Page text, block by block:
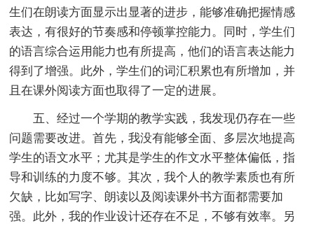
生们在朗读方面显示出显著的进步，能够准确把握情感
表达，有很好的节奏感和停顿掌控能力。同时，学生们
的语言综合运用能力也有所提高，他们的语言表达能力
得到了增强。此外，学生们的词汇积累也有所增加，并
且在课外阅读方面也取得了一定的进展。
五、经过一个学期的教学实践，我发现仍存在一些
问题需要改进。首先，我没有能够全面、多层次地提高
学生的语文水平；尤其是学生的作文水平整体偏低，指
导和训练的力度不够。其次，我个人的教学素质也有所
欠缺，比如写字、朗读以及阅读课外书方面都需要加
强。此外，我的作业设计还存在不足，不够有效率。另